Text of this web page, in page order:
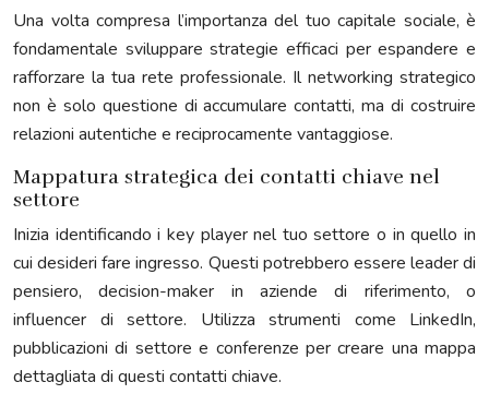
Una volta compresa l’importanza del tuo capitale sociale, è
fondamentale sviluppare strategie efficaci per espandere e
rafforzare la tua rete professionale. Il networking strategico
non è solo questione di accumulare contatti, ma di costruire
relazioni autentiche e reciprocamente vantaggiose.
Mappatura strategica dei contatti chiave nel
settore
Inizia identificando i key player nel tuo settore o in quello in
cui desideri fare ingresso. Questi potrebbero essere leader di
pensiero, decision-maker in aziende di riferimento, o
influencer di settore. Utilizza strumenti come LinkedIn,
pubblicazioni di settore e conferenze per creare una mappa
dettagliata di questi contatti chiave.